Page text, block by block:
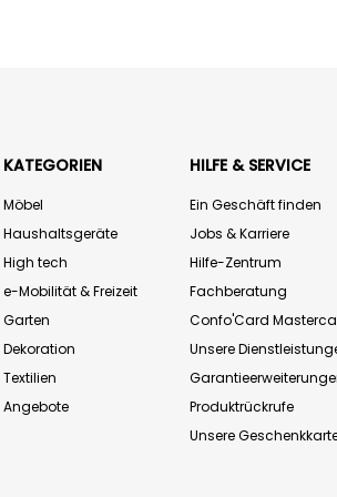
KATEGORIEN
Möbel
Haushaltsgeräte
High tech
e-Mobilität & Freizeit
Garten
Dekoration
Textilien
Angebote
HILFE & SERVICE
Ein Geschäft finden
Jobs & Karriere
Hilfe-Zentrum
Fachberatung
Confo'Card
Unsere
Produktrückrufe
Unsere